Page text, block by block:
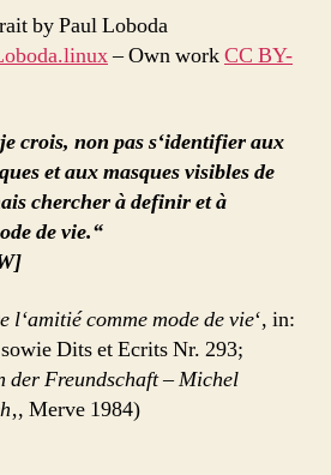
by Paul Loboda
–Own workCC BY-
crois, non pas s‘identifier aux
et aux masques visibles de
chercher à definir et à
de vie.“
l‘amitié comme mode de vie‘, in:
Dits et Ecrits Nr. 293;
der Freundschaft – Michel
‚, Merve 1984)